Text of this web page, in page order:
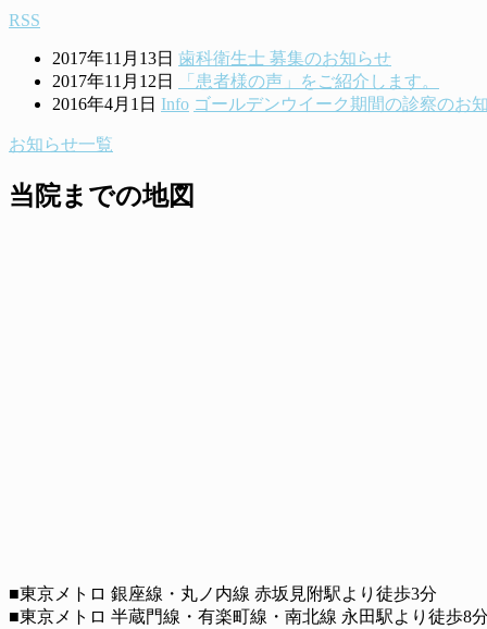
RSS
2017年11月13日 歯科衛生士 募集のお知らせ
2017年11月12日
「患者様の声」をご紹介します。
2016年4月1日 Info ゴールデンウイーク期間の診察のお
お知らせ一覧
当院までの地図
■東京メトロ 銀座線・丸ノ内線 赤坂見附駅より徒歩3分
■東京メトロ 半蔵門線・有楽町線・南北線 永田駅より徒歩8